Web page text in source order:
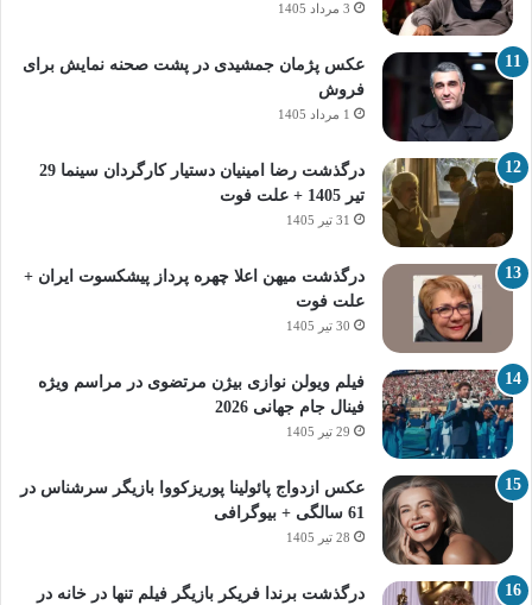
3 مرداد 1405
عکس پژمان جمشیدی در پشت صحنه نمایش برای
فروش
1 مرداد 1405
درگذشت رضا امینیان دستیار کارگردان سینما 29
تیر 1405 + علت فوت
31 تیر 1405
درگذشت میهن اعلا چهره پرداز پیشکسوت ایران +
علت فوت
30 تیر 1405
فیلم ویولن نوازی بیژن مرتضوی در مراسم ویژه
فینال جام جهانی 2026
29 تیر 1405
عکس ازدواج پائولینا پوریزکووا بازیگر سرشناس در
61 سالگی + بیوگرافی
28 تیر 1405
درگذشت برندا فریکر بازیگر فیلم تنها در خانه در